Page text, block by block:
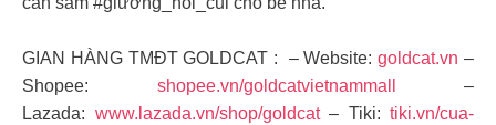
GIAN HÀNG TMĐT GOLDCAT : – Website:goldcat.vn –
Shopee: shopee.vn/goldcatvietnammall
–
Lazada: www.lazada.vn/shop/goldcat– Tiki: tiki.vn/cua-